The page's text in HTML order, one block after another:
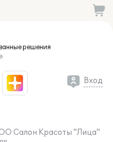
решения
Вход
Салон Красоты "Лица"